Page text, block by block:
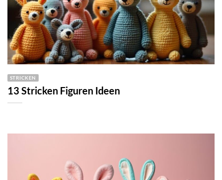
STRICKEN
13 Stricken Figuren Ideen